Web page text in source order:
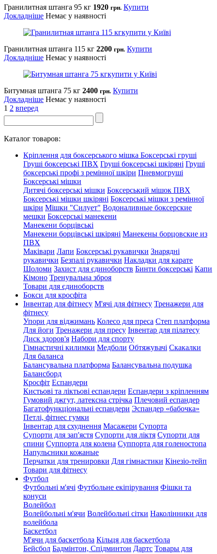
Гранилитная штанга 95 кг 1920 грн. Купити
Докладніше Немає у наявності
Гранилитная штанга 115 кг 2200 грн. Купити
Докладніше Немає у наявності
Битумная штанга 75 кг 2400 грн. Купити
Докладніше Немає у наявності
1 2 вперед
Каталог товаров:
Кріплення для боксерського мішка Боксерські груші
Груші боксерські ПВХ Груші боксерські шкіряні Груші
боксерські профі з ремінної шкіри Пневмогруші
Боксерські мішки
Дитячі боксерські мішки Боксерський мішок ПВХ
Боксерські мішки шкіряні Боксерські мішки з ремінної
шкіри Мішки "Силует" Водоналивные боксерские
мешки Боксерські манекени
Манекени борцівські
Манекени борцівські шкіряні Манекены борцовские из
ПВХ
Маківари Лапи Боксерські рукавички Знарядні
рукавички Безпалі рукавички Накладки для карате
Шоломи Захист для єдиноборств Бинти боксерські Капи
Кімоно Тренувальна зброя
Товари для єдиноборств
Бокси для кросфіта
Інвентар для фітнесу М'ячі для фітнесу Тренажери для
фітнесу
Упори для віджимань Колесо для преса Степ платформа
Для йоги Тренажери для пресу Інвентар для пілатесу
Диск здоров'я Набори для спорту
Гімнастичні килимки Медболи Обтяжувачі Скакалки
Для баланса
Балансувальна платформа Балансувальна подушка
Балансборд
Кросфіт Еспандери
Кистьові та ліктьові еспандери Еспандери з кріпленням
Гумовий джгут, латексна стрічка Плечовий еспандер
Багатофункціональні еспандери Эспандер «бабочка»
Петлі, фітнес гумки
Інвентар для схуднення Масажери Супорта
Супорти для зап'ястя Супорти для ліктя Супорти для
спини Суппорта для колена Суппорта для голеностопа
Напульсники кожаные
Перчатки для тренировки Для гімнастики Кінезіо-тейп
Товари для фітнесу
Футбол
Футбольні м'ячі Футбольне екіпірування Фішки та
конуси
Волейбол
Волейбольні м'ячи Волейбольні сітки Наколінники для
волейбола
Баскетбол
М'ячи для баскетбола Кільця для баскетбола
Бейсбол Бадмінтон, Спідминтон Дартс Товары для